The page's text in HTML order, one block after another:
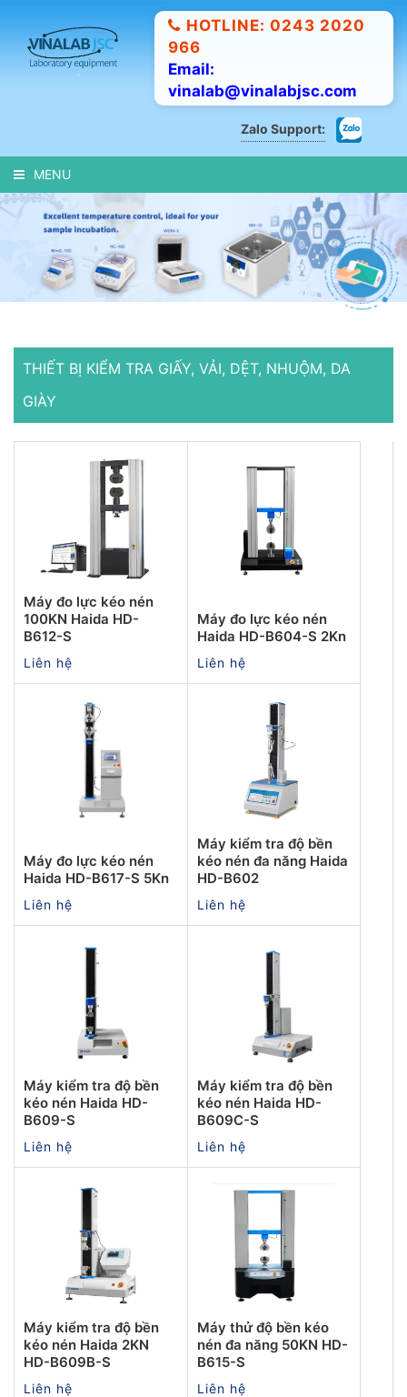
HOTLINE: 0243 2020
966
Email:
vinalab@vinalabjsc.com
Zalo Support:
MENU
THIẾT BỊ KIỂM TRA GIẤY, VẢI, DỆT, NHUỘM, DA
GIÀY
Máy đo lực kéo nén
100KN Haida HD-
B612-S
Liên hệ
Máy đo lực kéo nén
Haida HD-B604-S 2Kn
Liên hệ
Máy đo lực kéo nén
Haida HD-B617-S 5Kn
Liên hệ
Máy kiểm tra độ bền
kéo nén đa năng Haida
HD-B602
Liên hệ
Máy kiểm tra độ bền
kéo nén Haida HD-
B609-S
Liên hệ
Máy kiểm tra độ bền
kéo nén Haida HD-
B609C-S
Liên hệ
Máy kiểm tra độ bền
kéo nén Haida 2KN
HD-B609B-S
Liên hệ
Máy thử độ bền kéo
nén đa năng 50KN HD-
B615-S
Liên hệ